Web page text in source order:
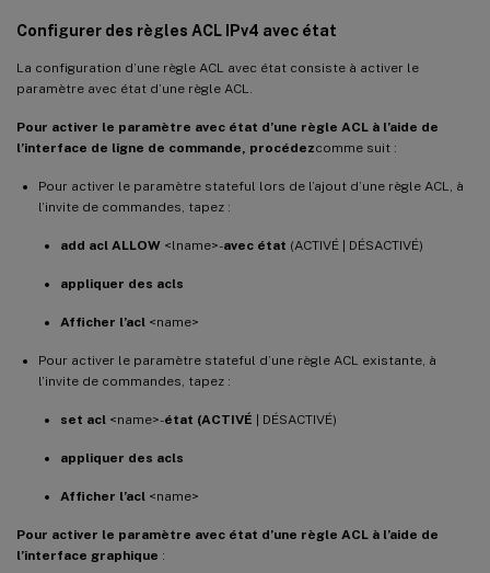
Configurer des règles ACL IPv4 avec état
La configuration d’une règle ACL avec état consiste à activer le
paramètre avec état d’une règle ACL.
Pour activer le paramètre avec état d’une règle ACL à l’aide de
l’interface de ligne de commande, procédezcomme suit :
Pour activer le paramètre stateful lors de l’ajout d’une règle ACL, à
l’invite de commandes, tapez :
add acl ALLOW <lname>-avec état (ACTIVÉ | DÉSACTIVÉ)
appliquer des acls
Afficher l’acl <name>
Pour activer le paramètre stateful d’une règle ACL existante, à
l’invite de commandes, tapez :
set acl <name>-état (ACTIVÉ | DÉSACTIVÉ)
appliquer des acls
Afficher l’acl <name>
Pour activer le paramètre avec état d’une règle ACL à l’aide de
l’interface graphique :